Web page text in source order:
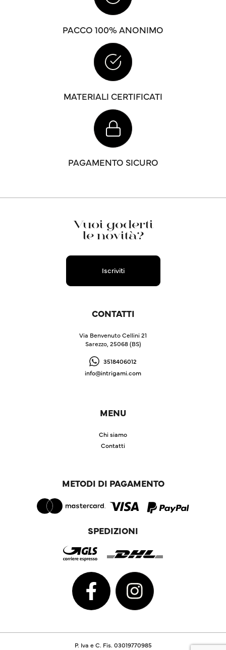
PACCO 100% ANONIMO
MATERIALI CERTIFICATI
PAGAMENTO SICURO
Vuoi goderti
le novità?
Iscriviti
CONTATTI
Via Benvenuto Cellini 21
Sarezzo, 25068 (BS)
3518406012
info@intrigami.com
MENU
Chi siamo
Contatti
METODI DI PAGAMENTO
SPEDIZIONI
P. Iva e C. Fis. 03019770985